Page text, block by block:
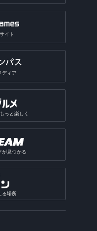
イト
ディア
っと楽しく
が見つかる
る場所